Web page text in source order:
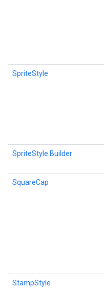
SpriteStyle
SpriteStyle.Builder
SquareCap
StampStyle